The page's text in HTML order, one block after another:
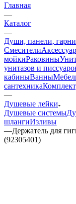
Главная
—
Каталог
—
Души, панели,
Смесители
мойкиРаковины
унитазов и
кабиныВанны
сантехника
—
Душевые лейки
Душевые системы
шлангиИзливы
—Держатель для
(92305401)